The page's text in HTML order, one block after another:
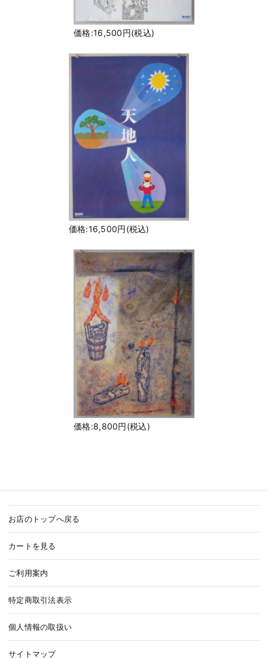
価格:16,500円(税込)
価格:16,500円(税込)
価格:8,800円(税込)
お店のトップへ戻る
カートを見る
ご利用案内
特定商取引法表示
個人情報の取扱い
サイトマップ